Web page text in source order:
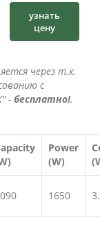
узнать
цену
через т.к.
с
- бесплатно!.
Power
(W)
1650